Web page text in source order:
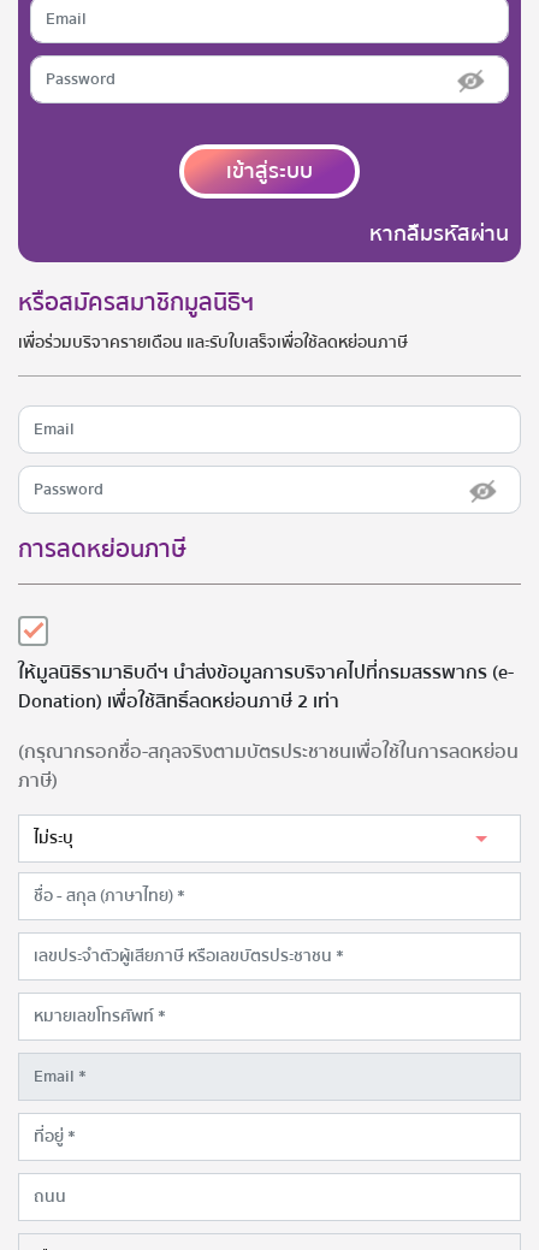
เข้าสู่ระบบ
หากลืมรหัสผ่าน
หรือสมัครสมาชิกมูลนิธิฯ
เพื่อร่วมบริจาครายเดือน และรับใบเสร็จเพื่อใช้ลดหย่อนภาษี
การลดหย่อนภาษี
ให้มูลนิธิรามาธิบดีฯ นำส่งข้อมูลการบริจาคไปที่กรมสรรพากร (e-
Donation) เพื่อใช้สิทธิ์ลดหย่อนภาษี 2 เท่า
(กรุณากรอกชื่อ-สกุลจริงตามบัตรประชาชนเพื่อใช้ในการลดหย่อน
ภาษี)